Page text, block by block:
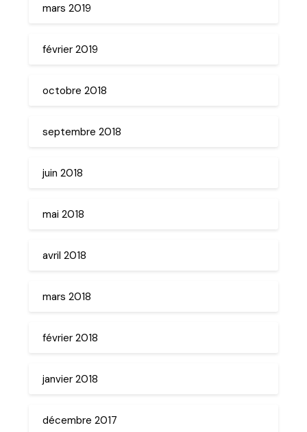
mars 2019
février 2019
octobre 2018
septembre 2018
juin 2018
mai 2018
avril 2018
mars 2018
février 2018
janvier 2018
décembre 2017